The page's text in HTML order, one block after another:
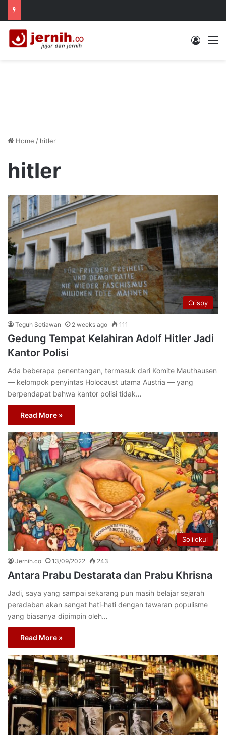
Log In
Home / hitler
hitler
Crispy
Teguh Setiawan 2 weeks ago 111
Gedung Tempat Kelahiran Adolf Hitler Jadi
Kantor Polisi
Ada beberapa penentangan, termasuk dari Komite Mauthausen
— kelompok penyintas Holocaust utama Austria — yang
berpendapat bahwa kantor polisi tidak…
Read More »
Solilokui
Jernih.co 13/09/2022 243
Antara Prabu Destarata dan Prabu Khrisna
Jadi, saya yang sampai sekarang pun masih belajar sejarah
peradaban akan sangat hati-hati dengan tawaran populisme
yang biasanya dipimpin oleh…
Read More »